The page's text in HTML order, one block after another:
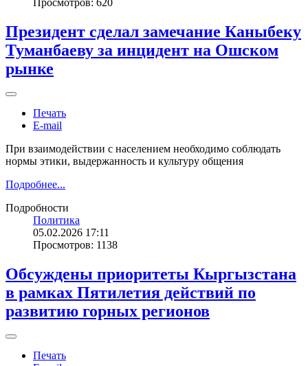
Просмотров: 620
Президент сделал замечание Каныбеку
Туманбаеву за инцидент на Ошском
рынке
Печать
E-mail
При взаимодействии с населением необходимо соблюдать
нормы этики, выдержанность и культуру общения
Подробнее...
Подробности
Политика
05.02.2026 17:11
Просмотров: 1138
Обсуждены приоритеты Кыргызстана
в рамках Пятилетия действий по
развитию горных регионов
Печать